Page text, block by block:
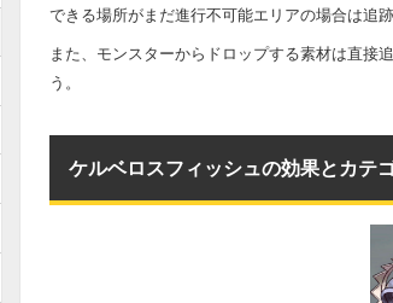
できる場所がまだ進行不可能エリアの場合は追跡
また、モンスターからドロップする素材は直接
う。
ケルベロスフィッシュの効果とカテ